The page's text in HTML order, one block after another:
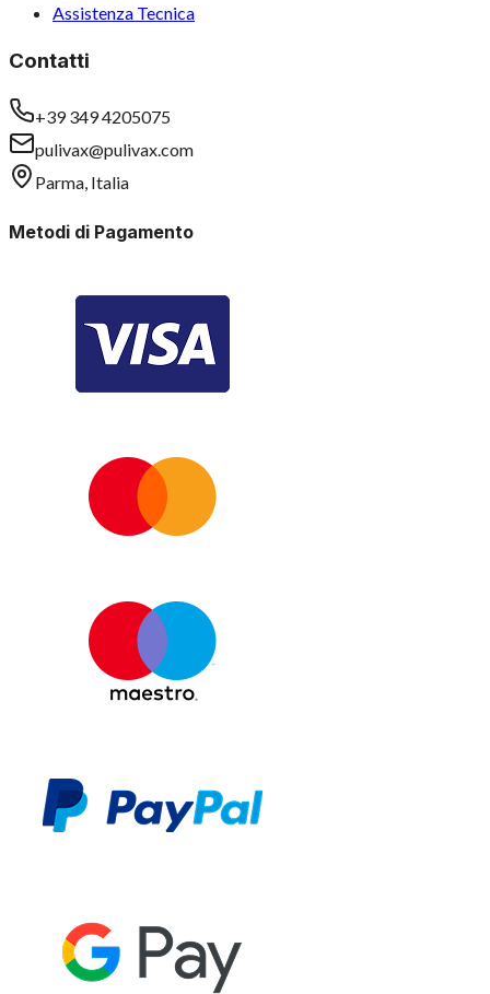
Assistenza Tecnica
Contatti
+39 349 4205075
pulivax@pulivax.com
Parma, Italia
Metodi di Pagamento